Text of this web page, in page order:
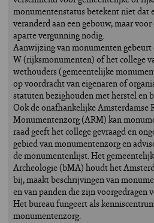
monumentenstatus betekent niet dat
veranderd aan een gebouw, maar
aparte vergunning nodig.
Aanwijzing van monumenten
W (rijksmonumenten) of het college
wethouders (gemeentelijke
op voordracht van eigenaren of
statuten bezighouden met herstel en
Ook de onafhankelijke Amsterdamse
Monumentenzorg (ARM) kan
raad geeft het college gevraagd en
gebied van monumentenzorg en
de monumentenlijst. Het
Archeologie (bMA) houdt het
bij, maakt beschrijvingen van
en van panden die zijn voorgedragen
Het bureau fungeert als
monumentenzorg.